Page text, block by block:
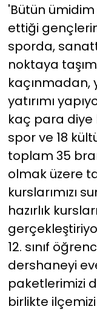
'Bütün
ettiği
sporda,
noktaya
kaçınmadan,
yatırımı
kaç para diye
spor ve 18
toplam 35
olmak üzere
kurslarımızı
hazırlık
12. sınıf
dershaneyi
paketlerimizi
birlikte